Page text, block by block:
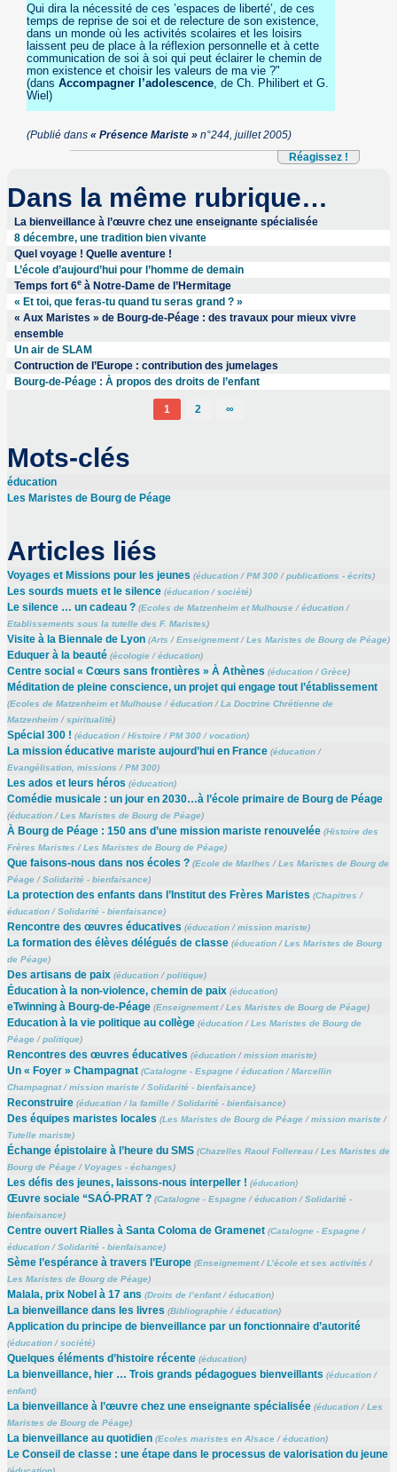
Qui dira la nécessité de ces ’espaces de liberté’, de ces
temps de reprise de soi et de relecture de son existence,
dans un monde où les activités scolaires et les loisirs
laissent peu de place à la réflexion personnelle et à cette
communication de soi à soi qui peut éclairer le chemin de
mon existence et choisir les valeurs de ma vie ?"
(dansAccompagner l’adolescence , de Ch. Philibert et G.
Wiel)
(Publié dans« Présence Mariste » n°244, juillet 2005)
Réagissez !
Dans la même rubrique…
La bienveillance à l’œuvre chez une enseignante spécialisée
8 décembre, une tradition bien vivante
Quel voyage ! Quelle aventure !
L’école d’aujourd’hui pour l’homme de demain
Temps fort 6eà Notre-Dame de l’Hermitage
« Et toi, que feras-tu quand tu seras grand ? »
« Aux Maristes » de Bourg-de-Péage : des travaux pour mieux vivre
ensemble
Un air de SLAM
Contruction de l’Europe : contribution des jumelages
Bourg-de-Péage : À propos des droits de l’enfant
1 2 ∞
Mots-clés
éducation
Les Maristes de Bourg de Péage
Articles liés
Voyages et Missions pour les jeunes (éducation/PM 300/publications - écrits)
Les sourds muets et le silence (éducation/société)
Le silence … un cadeau ? (Ecoles de Matzenheim et Mulhouse/éducation/
Etablissements sous la tutelle des F. Maristes)
Visite à la Biennale de Lyon (Arts /Enseignement/Les Maristes de Bourg de Péage)
Eduquer à la beauté (écologie/éducation)
Centre social « Cœurs sans frontières » À Athènes (éducation/Grèce)
Méditation de pleine conscience, un projet qui engage tout l’établissement
(Ecoles de Matzenheim et Mulhouse/éducation/La Doctrine Chrétienne de
Matzenheim/ spiritualité)
Spécial 300 ! (éducation/Histoire/PM 300/vocation)
La mission éducative mariste aujourd’hui en France (éducation/
Evangélisation, missions /PM 300)
Les ados et leurs héros (éducation)
Comédie musicale : un jour en 2030…à l’école primaire de Bourg de Péage
(éducation/Les Maristes de Bourg de Péage)
À Bourg de Péage : 150 ans d’une mission mariste renouvelée (Histoire des
Frères Maristes /Les Maristes de Bourg de Péage)
Que faisons-nous dans nos écoles ? (Ecole de Marlhes /Les Maristes de Bourg de
Péage/Solidarité - bienfaisance)
La protection des enfants dans l’Institut des Frères Maristes (Chapitres /
éducation/Solidarité - bienfaisance)
Rencontre des œuvres éducatives (éducation/mission mariste)
La formation des élèves délégués de classe (éducation/Les Maristes de Bourg
de Péage)
Des artisans de paix (éducation/politique)
Éducation à la non-violence, chemin de paix (éducation)
eTwinning à Bourg-de-Péage (Enseignement/Les Maristes de Bourg de Péage)
Education à la vie politique au collège (éducation/Les Maristes de Bourg de
Péage/politique)
Rencontres des œuvres éducatives (éducation/mission mariste)
Un « Foyer » Champagnat (Catalogne - Espagne/éducation/Marcellin
Champagnat/mission mariste/Solidarité - bienfaisance)
Reconstruire (éducation/la famille/Solidarité - bienfaisance)
Des équipes maristes locales (Les Maristes de Bourg de Péage/mission mariste/
Tutelle mariste)
Échange épistolaire à l’heure du SMS (Chazelles Raoul Follereau/Les Maristes de
Bourg de Péage/ Voyages - échanges)
Les défis des jeunes, laissons-nous interpeller ! (éducation)
Œuvre sociale “SAÓ-PRAT ? (Catalogne - Espagne/éducation/Solidarité -
bienfaisance)
Centre ouvert Rialles à Santa Coloma de Gramenet (Catalogne - Espagne/
éducation/Solidarité - bienfaisance)
Sème l’espérance à travers l’Europe (Enseignement/L’école et ses activités /
Les Maristes de Bourg de Péage)
Malala, prix Nobel à 17 ans (Droits de l’enfant/éducation)
La bienveillance dans les livres (Bibliographie/éducation)
Application du principe de bienveillance par un fonctionnaire d’autorité
(éducation/société)
Quelques éléments d’histoire récente (éducation)
La bienveillance, hier … Trois grands pédagogues bienveillants (éducation/
enfant)
La bienveillance à l’œuvre chez une enseignante spécialisée (éducation/Les
Maristes de Bourg de Péage)
La bienveillance au quotidien (Ecoles maristes en Alsace/éducation)
Le Conseil de classe : une étape dans le processus de valorisation du jeune